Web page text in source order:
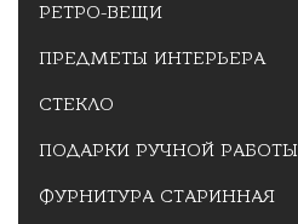
РЕТРО-ВЕЩИ
ПРЕДМЕТЫ ИНТЕРЬЕРА
СТЕКЛО
ПОДАРКИ РУЧНОЙ РАБОТЫ
ФУРНИТУРА СТАРИННАЯ